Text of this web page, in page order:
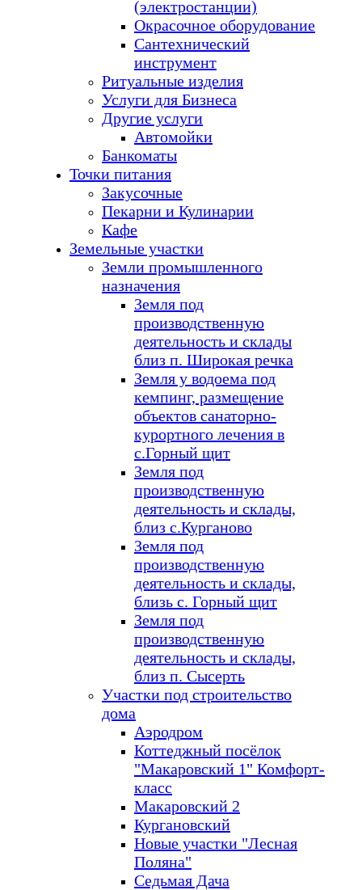
(электростанции)
Окрасочное оборудование
Сантехнический
инструмент
Ритуальные изделия
Услуги для Бизнеса
Другие услуги
Автомойки
Банкоматы
Точки питания
Закусочные
Пекарни и Кулинарии
Кафе
Земельные участки
Земли промышленного
назначения
Земля под
производственную
деятельность и склады
близ п. Широкая речка
Земля у водоема под
кемпинг, размещение
объектов санаторно-
курортного лечения в
с.Горный щит
Земля под
производственную
деятельность и склады,
близ с.Курганово
Земля под
производственную
деятельность и склады,
близь с. Горный щит
Земля под
производственную
деятельность и склады,
близ п. Сысерть
Участки под строительство
дома
Аэродром
Коттеджный посёлок
"Макаровский 1" Комфорт-
класс
Макаровский 2
Кургановский
Новые участки "Лесная
Поляна"
Седьмая Дача